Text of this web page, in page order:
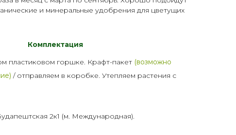
и минеральные удобрения для цветущих
Комплектация
пластиковом горшке. Крафт-пакет (возможно
/ отправляем в коробке. Утепляем растения с
2к1 (м. Международная).